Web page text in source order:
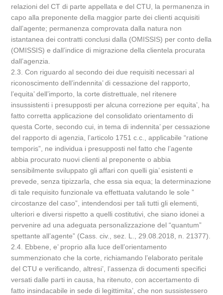
relazioni del CT di parte appellata e del CTU, la permanenza in
capo alla preponente della maggior parte dei clienti acquisiti
dall’agente; permanenza comprovata dalla natura non
istantanea dei contratti conclusi dalla (OMISSIS) per conto della
(OMISSIS) e dall’indice di migrazione della clientela procurata
dall’agenzia.
2.3. Con riguardo al secondo dei due requisiti necessari al
riconoscimento dell’indennita’ di cessazione del rapporto,
l’equita’ dell’importo, la corte distrettuale, nel ritenere
insussistenti i presupposti per alcuna correzione per equita’, ha
fatto corretta applicazione del consolidato orientamento di
questa Corte, secondo cui, in tema di indennita’ per cessazione
del rapporto di agenzia, l’articolo 1751 c.c., applicabile “ratione
temporis”, ne individua i presupposti nel fatto che l’agente
abbia procurato nuovi clienti al preponente o abbia
sensibilmente sviluppato gli affari con quelli gia’ esistenti e
prevede, senza tipizzarla, che essa sia equa; la determinazione
di tale requisito funzionale va effettuata valutando le sole ”
circostanze del caso”, intendendosi per tali tutti gli elementi,
ulteriori e diversi rispetto a quelli costitutivi, che siano idonei a
pervenire ad una adeguata personalizzazione del “quantum”
spettante all’agente” (Cass. civ., sez. L., 29.08.2018, n. 21377).
2.4. Ebbene, e’ proprio alla luce dell’orientamento
summenzionato che la corte, richiamando l’elaborato peritale
del CTU e verificando, altresi’, l’assenza di documenti specifici
versati dalle parti in causa, ha ritenuto, con accertamento di
fatto insindacabile in sede di legittimita’, che non sussistessero